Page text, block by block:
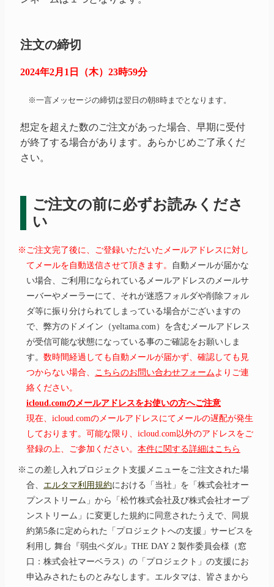
注文の締切
2024年2月1日（木）23時59分
※一言メッセージの締切は翌日の朝8時までとなります。
想定を超えた数のご注文があった場合、早期に受付
が終了する場合があります。あらかじめご了承くだ
さい。
ご注文の前に必ずお読みくださ
い
※ご注文完了後に、ご登録いただいたメールアドレスに対し
てメールを自動送信させて頂きます。
自動メールが届かな
い場合、ご利用になられているメールアドレスのメールサ
ーバーやメーラーにて、それが迷惑フォルダや削除フォル
ダ等に振り分けられてしまっている場合がございますの
で、弊方のドメイン（yeltama.com）を含むメールアドレス
が受信可能な状態になっている事のご確認をお願いしま
す。 数時間経過しても自動メールが届かず、確認しても見
つからない場合、
こちらのお問い合わせフォーム よりご連
絡ください。
icloud.comのメールアドレスをお使いの方へご注意
現在、icloud.comのメールアドレスにてメールの遅配が発生
しております。可能な限り、icloud.com以外のアドレスをご
登録の上、ご参加ください。 本件に関する詳細はこちら
※この差し入れプロジェクト支援メニューをご注文された場
合、 エルタマ利用規約における「当社」を「株式会社オー
プンストリーム」から「松竹株式会社及び株式会社オープ
ンストリーム」に変更した規約に同意されたうえで、同規
約第5条に定められた「プロジェクトへの支援」サービスを
利用し 舞台『弱虫ペダル』THE DAY 2 製作委員会様（窓
口：株式会社マーベラス）の「プロジェクト」の支援にお
申込みされたものとみなします。エルタマは、皆さまから